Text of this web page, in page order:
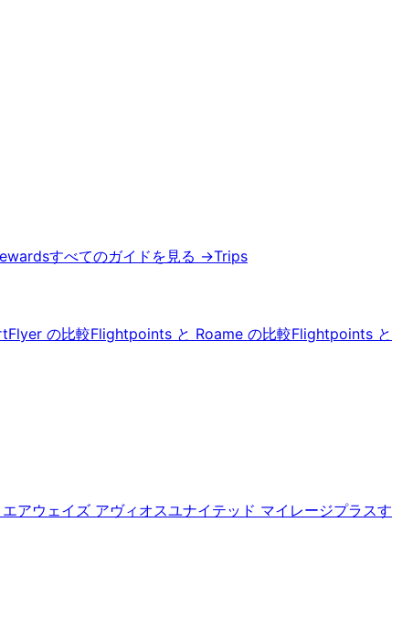
すべてのガイドを見る →Trips
の比較Flightpoints と Roame の比較Flightpoints と
アウェイズ アヴィオスユナイテッド マイレージプラスす